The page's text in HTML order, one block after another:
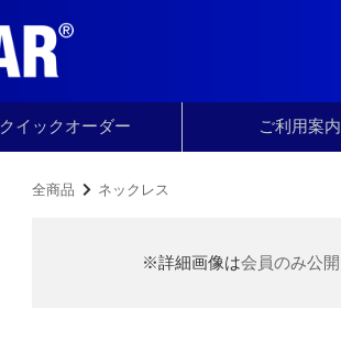
クイックオーダー ご利用案内
全商品 ネックレス
※詳細画像は会員のみ公開